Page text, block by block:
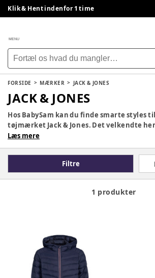
Klik & Hent indenfor 1 time
MENU
FORSIDE MÆRKER JACK & JONES
JACK & JONES
Hos BabySam kan du finde smarte styles
tøjmærket Jack & Jones. Det velkendte
skabt tøj i størrelse 98 - 128 så dit barn
Jones Junior her hos BabySam.
Læs mere
Filtre
1 produkter